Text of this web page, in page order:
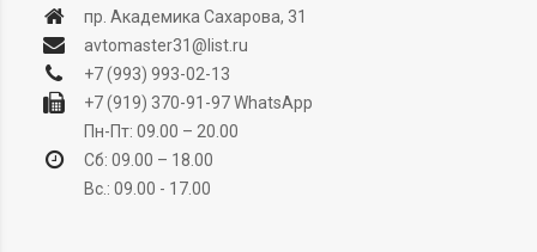
пр. Академика Сахарова, 31
avtomaster31@list.ru
+7 (993) 993-02-13
+7 (919) 370-91-97WhatsApp
Пн-Пт: 09.00 – 20.00
Сб: 09.00 – 18.00
Вс.: 09.00 - 17.00